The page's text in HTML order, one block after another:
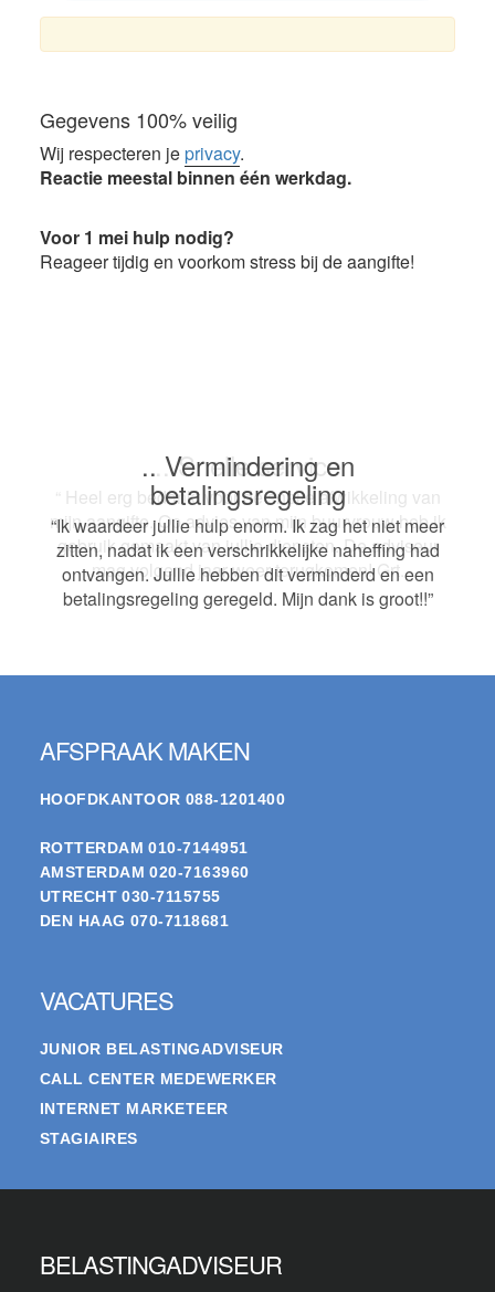
Gegevens 100% veilig
Wij respecteren jeprivacy.
Reactie meestal binnen één werkdag.
Voor 1 mei hulp nodig?
Reageer tijdig en voorkom stress bij de aangifte!
.. Vermindering en
betalingsregeling
“Ik waardeer jullie hulp enorm. Ik zag het niet meer
zitten, nadat ik een verschrikkelijke naheffing had
ontvangen. Jullie hebben dit verminderd en een
betalingsregeling geregeld. Mijn dank is groot!!”
.. Snelle service
“ Heel erg bedankt voor de snelle afwikkeling van
mijn aangifte. Op advies van mijn buurvrouw heb ik
gebruik gemaakt van jullie diensten. De adviseur
mag volgend jaar weer terugkomen! Grt.
AFSPRAAK MAKEN
HOOFDKANTOOR 088-1201400
ROTTERDAM 010-7144951
AMSTERDAM 020-7163960
UTRECHT 030-7115755
DEN HAAG 070-7118681
VACATURES
JUNIOR BELASTINGADVISEUR
CALL CENTER MEDEWERKER
INTERNET MARKETEER
STAGIAIRES
BELASTINGADVISEUR